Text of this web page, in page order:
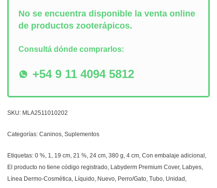
No se encuentra disponible la venta online
de productos zooterápicos.
Consultá dónde comprarlos:
+54 9 11 4094 5812
SKU: MLA2511010202
Categorías: Caninos, Suplementos
Etiquetas: 0 %, 1, 19 cm, 21 %, 24 cm, 380 g, 4 cm, Con embalaje adicional ,
El producto no tiene código registrado, Labyderm Premium Cover, Labyes,
Línea Dermo-Cosmética, Líquido, Nuevo, Perro/Gato, Tubo, Unidad ,